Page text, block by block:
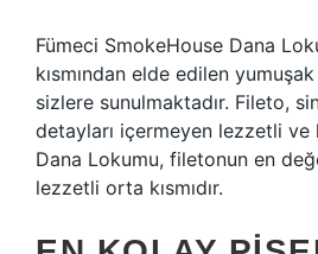
Fümeci SmokeHouse Dana
kısmından elde edilen
sizlere sunulmaktadır. Fileto,
detayları içermeyen lezzetli
Dana Lokumu, filetonun en
lezzetli orta kısmıdır.